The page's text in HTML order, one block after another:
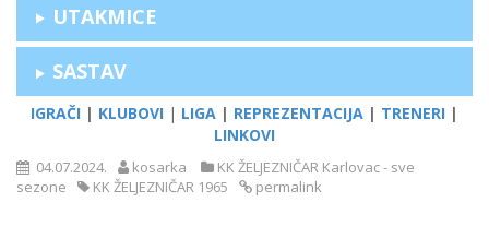
UTAKMICE
SASTAV
IGRAČI | KLUBOVI | LIGA | REPREZENTACIJA | TRENERI |
LINKOVI
04.07.2024. kosarka
KK ŽELJEZNIČAR Karlovac - sve
sezone
KK ŽELJEZNIČAR 1965 permalink